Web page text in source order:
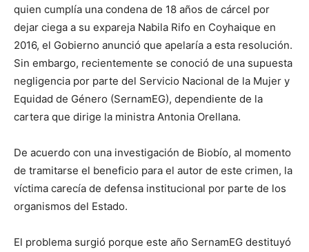
quien cumplía una condena de 18 años de cárcel por
dejar ciega a su expareja Nabila Rifo en Coyhaique en
2016, el Gobierno anunció que apelaría a esta resolución.
Sin embargo, recientemente se conoció de una supuesta
negligencia por parte del Servicio Nacional de la Mujer y
Equidad de Género (SernamEG), dependiente de la
cartera que dirige la ministra Antonia Orellana.
De acuerdo con una investigación de Biobío, al momento
de tramitarse el beneficio para el autor de este crimen, la
víctima carecía de defensa institucional por parte de los
organismos del Estado.
El problema surgió porque este año SernamEG destituyó